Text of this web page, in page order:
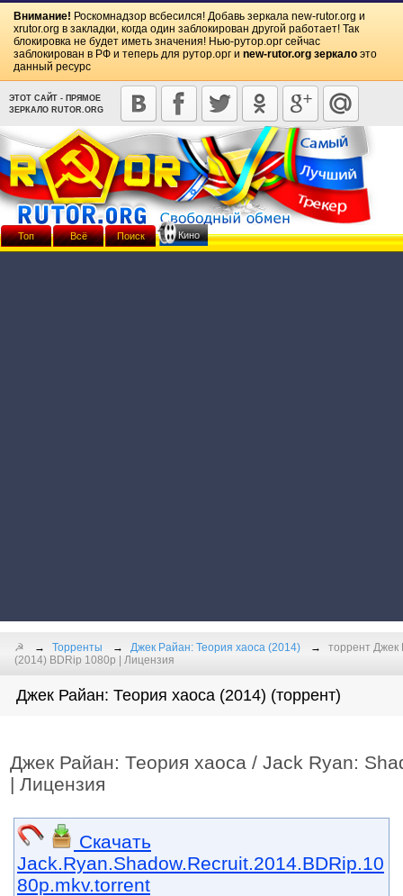
Внимание! Роскомнадзор всбесился! Добавь зеркала new-rutor.org и
xrutor.org в закладки, когда один заблокирован другой работает! Так
блокировка не будет иметь значения! Нью-рутор.орг сейчас
заблокирован в РФ и теперь для рутор.орг и new-rutor.org зеркало это
данный ресурс
ЭТОТ САЙТ - ПРЯМОЕ
ЗЕРКАЛО RUTOR.ORG
☭ Торренты Джек Райан: Теория хаоса (2014)
торрент Джек
(2014) BDRip 1080p | Лицензия
Джек Райан: Теория хаоса (2014) (торрент)
Джек Райан: Теория хаоса / Jack Ryan:
| Лицензия
Скачать
Jack.Ryan.Shadow.Recruit.2014.BDRip.10
80p.mkv.torrent